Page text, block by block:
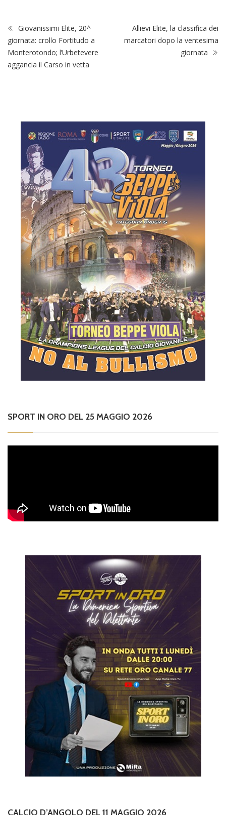
Giovanissimi Elite, 20^
giornata: crollo Fortitudo a
Monterotondo; l’Urbetevere
aggancia il Carso in vetta
Allievi Elite, la classifica dei
marcatori dopo la ventesima
giornata
SPORT IN ORO DEL 25 MAGGIO 2026
CALCIO D’ANGOLO DEL 11 MAGGIO 2026